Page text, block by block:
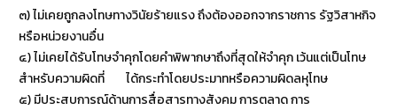
๓) ไม่เคยถูกลงโทษทางวินัยร้ายแรง ถึงต้องออกจากราชการ รัฐวิสาหกิจ
หรือหน่วยงานอื่น
๔) ไม่เคยได้รับโทษจำคุกโดยคำพิพากษาถึงที่สุดให้จำคุก เว้นแต่เป็นโทษ
สำหรับความผิดที่ ได้กระทำโดยประมาทหรือความผิดลหุโทษ
๕) มีประสบการณ์ด้านการสื่อสารทางสังคม การตลาด การ